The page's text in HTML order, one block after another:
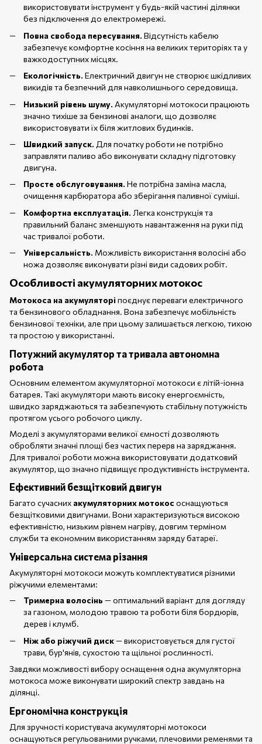
використовувати інструмент у будь-якій частині ділянки
без підключення до електромережі.
Повна свобода пересування. Відсутність кабелю
забезпечує комфортне косіння на великих територіях та у
важкодоступних місцях.
Екологічність. Електричний двигун не створює шкідливих
викидів та безпечний для навколишнього середовища.
Низький рівень шуму. Акумуляторні мотокоси працюють
значно тихіше за бензинові аналоги, що дозволяє
використовувати їх біля житлових будинків.
Швидкий запуск. Для початку роботи не потрібно
заправляти паливо або виконувати складну підготовку
двигуна.
Просте обслуговування. Не потрібна заміна масла,
очищення карбюратора або зберігання паливної суміші.
Комфортна експлуатація. Легка конструкція та
правильний баланс зменшують навантаження на руки під
час тривалої роботи.
Універсальність. Можливість використання волосіні або
ножа дозволяє виконувати різні види садових робіт.
Особливості акумуляторних мотокос
Мотокоса на акумуляторіпоєднує переваги електричного
та бензинового обладнання. Вона забезпечує мобільність
бензинової техніки, але при цьому залишається легкою, тихою
та простою у використанні.
Потужний акумулятор та тривала автономна
робота
Основним елементом акумуляторної мотокоси є літій-іонна
батарея. Такі акумулятори мають високу енергоємність,
швидко заряджаються та забезпечують стабільну потужність
протягом усього робочого циклу.
Моделі з акумуляторами великої ємності дозволяють
обробляти значні площі без частих перерв на заряджання.
Для тривалої роботи можна використовувати додатковий
акумулятор, що значно підвищує продуктивність інструмента.
Ефективний безщітковий двигун
Багато сучасних акумуляторних мотокос оснащуються
безщітковими двигунами. Вони характеризуються високою
ефективністю, низьким рівнем нагріву, довгим терміном
служби та економним використанням заряду батареї.
Універсальна система різання
Акумуляторні мотокоси можуть комплектуватися різними
ріжучими елементами:
Тримерна волосінь— оптимальний варіант для догляду
за газоном, молодою травою та роботи біля бордюрів,
дерев і клумб.
Ніж або ріжучий диск— використовується для густої
трави, бур'янів, сухостою та щільної рослинності.
Завдяки можливості вибору оснащення одна акумуляторна
мотокоса може виконувати широкий спектр завдань на
ділянці.
Ергономічна конструкція
Для зручності користувача акумуляторні мотокоси
оснащуються регульованими ручками, плечовими ременями та